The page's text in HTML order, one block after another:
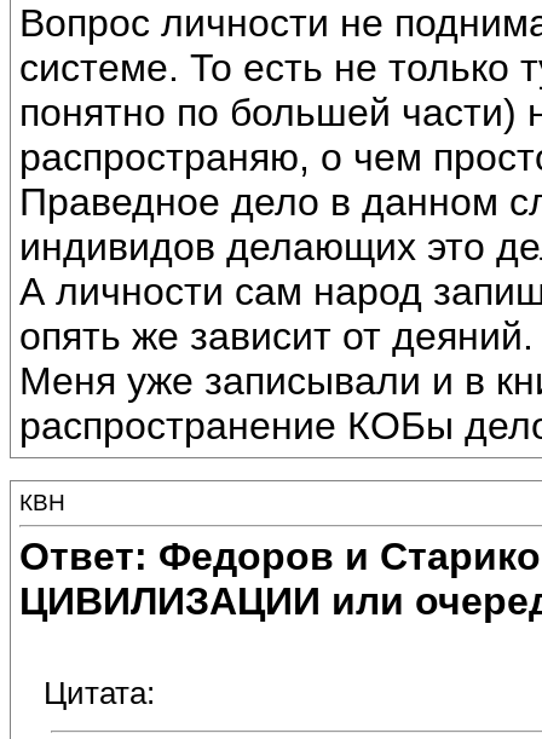
Вопрос личности не
системе. То есть не только
понятно по большей части)
распространяю, о чем
Праведное дело в данном
индивидов делающих это
А личности сам народ
опять же зависит от деяний.
Меня уже записывали и в
распространение КОБы
КВН
Ответ: Федоров и
ЦИВИЛИЗАЦИИ или
Цитата: